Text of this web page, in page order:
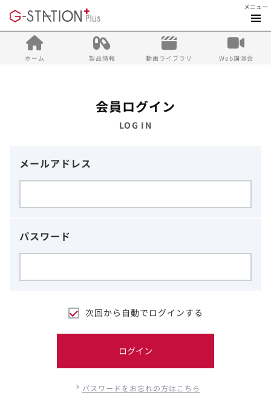
メニュー
ホーム 製品情報 動画ライブラリ Web講演会
会員ログイン
LOG IN
メールアドレス
パスワード
次回から自動でログインする
ログイン
パスワードをお忘れの方はこちら